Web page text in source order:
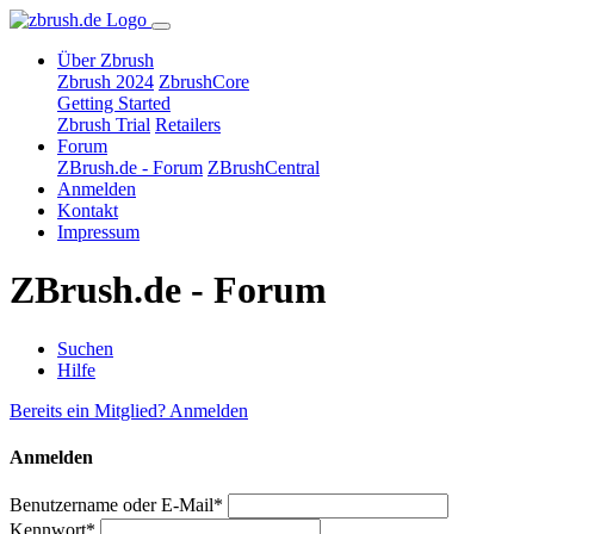
Über Zbrush
Zbrush 2024 ZbrushCore
Getting Started
Zbrush Trial Retailers
Forum
ZBrush.de - Forum ZBrushCentral
Anmelden
Kontakt
Impressum
ZBrush.de - Forum
Suchen
Hilfe
Bereits ein Mitglied? Anmelden
Anmelden
Benutzername oder E-Mail*